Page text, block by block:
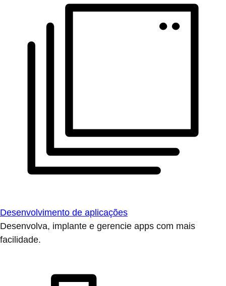
Desenvolvimento de aplicações
Desenvolva, implante e gerencie apps com mais
facilidade.